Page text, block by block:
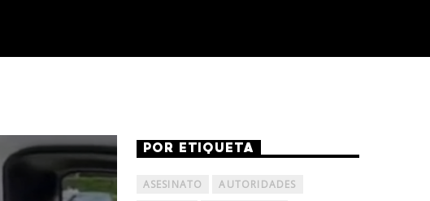
POR ETIQUETA
ASESINATO
AUTORIDADES